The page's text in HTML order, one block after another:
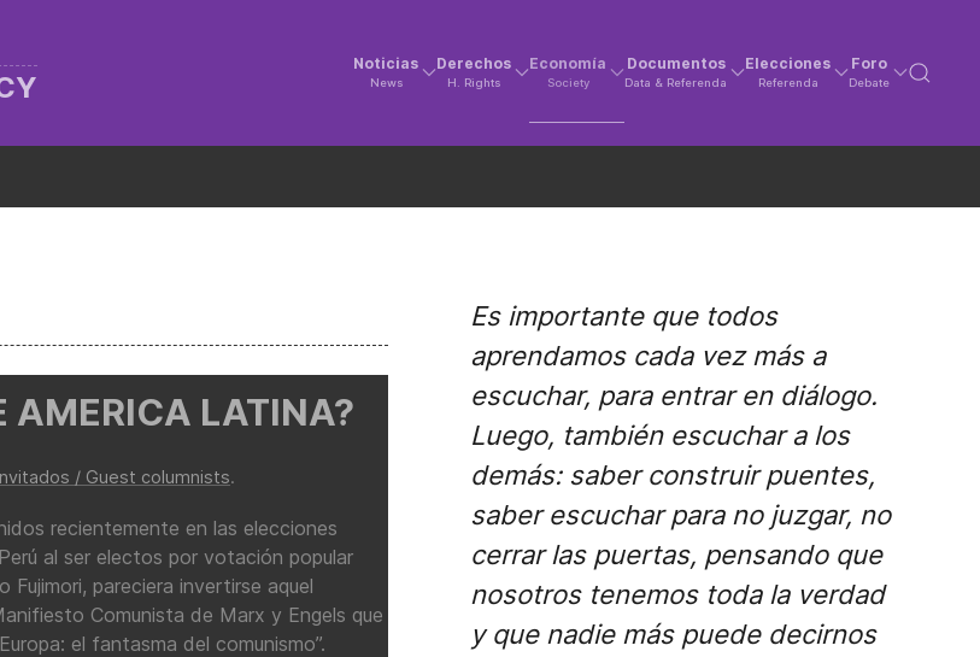
Noticias
News
Derechos
H. Rights
Economía
Society
Documentos
Data & Referenda
Elecciones
Referenda
Foro
Debate
AMERICA LATINA?
/ Guest columnists.
recientemente en las elecciones
al ser electos por votación popular
Fujimori, pareciera invertirse aquel
Comunista de Marx y Engels que
el fantasma del comunismo”.
Es importante que todos
aprendamos cada vez más a
escuchar, para entrar en diálogo.
Luego, también escuchar a los
demás: saber construir puentes,
saber escuchar para no juzgar, no
cerrar las puertas, pensando que
nosotros tenemos toda la verdad
y que nadie más puede decirnos